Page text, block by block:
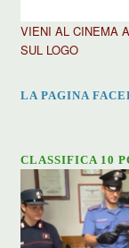
VIENI AL CINEMA
SUL LOGO
LA PAGINA
CLASSIFICA 10